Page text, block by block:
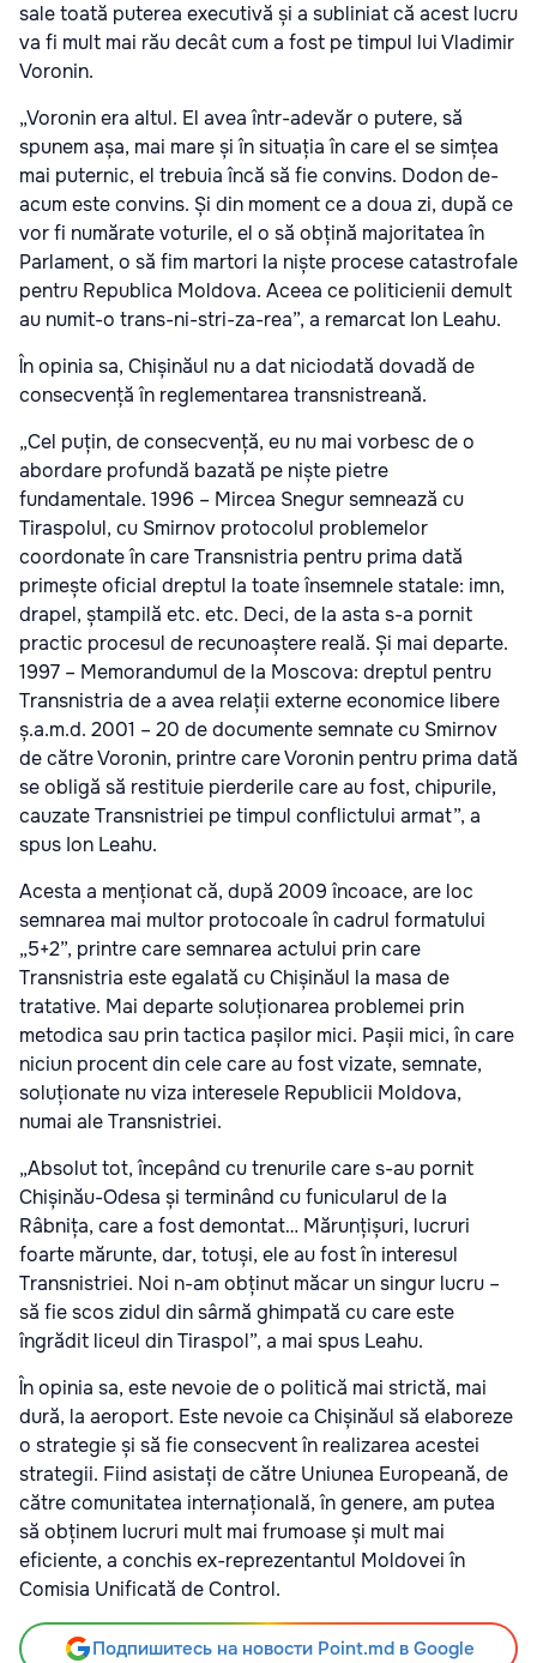
sale toată puterea executivă și a subliniat că acest lucru
va fi mult mai rău decât cum a fost pe timpul lui Vladimir
Voronin.
„Voronin era altul. El avea într-adevăr o putere, să
spunem așa, mai mare și în situația în care el se simțea
mai puternic, el trebuia încă să fie convins. Dodon de-
acum este convins. Și din moment ce a doua zi, după ce
vor fi numărate voturile, el o să obțină majoritatea în
Parlament, o să fim martori la niște procese catastrofale
pentru Republica Moldova. Aceea ce politicienii demult
au numit-o trans-ni-stri-za-rea”, a remarcat Ion Leahu.
În opinia sa, Chișinăul nu a dat niciodată dovadă de
consecvență în reglementarea transnistreană.
„Cel puțin, de consecvență, eu nu mai vorbesc de o
abordare profundă bazată pe niște pietre
fundamentale. 1996 – Mircea Snegur semnează cu
Tiraspolul, cu Smirnov protocolul problemelor
coordonate în care Transnistria pentru prima dată
primește oficial dreptul la toate însemnele statale: imn,
drapel, ștampilă etc. etc. Deci, de la asta s-a pornit
practic procesul de recunoaștere reală. Și mai departe.
1997 – Memorandumul de la Moscova: dreptul pentru
Transnistria de a avea relații externe economice libere
ș.a.m.d. 2001 – 20 de documente semnate cu Smirnov
de către Voronin, printre care Voronin pentru prima dată
se obligă să restituie pierderile care au fost, chipurile,
cauzate Transnistriei pe timpul conflictului armat”, a
spus Ion Leahu.
Acesta a menționat că, după 2009 încoace, are loc
semnarea mai multor protocoale în cadrul formatului
„5+2”, printre care semnarea actului prin care
Transnistria este egalată cu Chișinăul la masa de
tratative. Mai departe soluționarea problemei prin
metodica sau prin tactica pașilor mici. Pașii mici, în care
niciun procent din cele care au fost vizate, semnate,
soluționate nu viza interesele Republicii Moldova,
numai ale Transnistriei.
„Absolut tot, începând cu trenurile care s-au pornit
Chișinău-Odesa și terminând cu funicularul de la
Râbnița, care a fost demontat… Mărunțișuri, lucruri
foarte mărunte, dar, totuși, ele au fost în interesul
Transnistriei. Noi n-am obținut măcar un singur lucru –
să fie scos zidul din sârmă ghimpată cu care este
îngrădit liceul din Tiraspol”, a mai spus Leahu.
În opinia sa, este nevoie de o politică mai strictă, mai
dură, la aeroport. Este nevoie ca Chișinăul să elaboreze
o strategie și să fie consecvent în realizarea acestei
strategii. Fiind asistați de către Uniunea Europeană, de
către comunitatea internațională, în genere, am putea
să obținem lucruri mult mai frumoase și mult mai
eficiente, a conchis ex-reprezentantul Moldovei în
Comisia Unificată de Control.
Подпишитесь на новости Point.md в Google